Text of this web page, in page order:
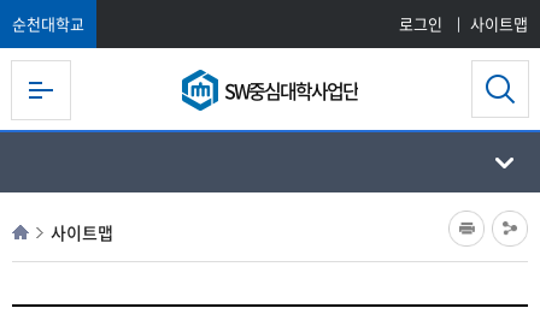
순천대학교 로그인 사이트맵
SW중심대학사업단
사이트맵